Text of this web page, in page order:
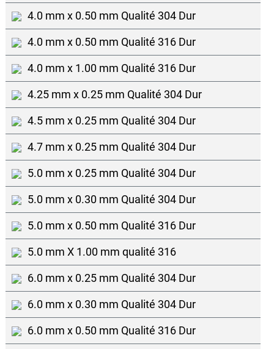
4.0 mm x 0.50 mm Qualité 304 Dur
4.0 mm x 0.50 mm Qualité 316 Dur
4.0 mm x 1.00 mm Qualité 316 Dur
4.25 mm x 0.25 mm Qualité 304 Dur
4.5 mm x 0.25 mm Qualité 304 Dur
4.7 mm x 0.25 mm Qualité 304 Dur
5.0 mm x 0.25 mm Qualité 304 Dur
5.0 mm x 0.30 mm Qualité 304 Dur
5.0 mm x 0.50 mm Qualité 316 Dur
5.0 mm X 1.00 mm qualité 316
6.0 mm x 0.25 mm Qualité 304 Dur
6.0 mm x 0.30 mm Qualité 304 Dur
6.0 mm x 0.50 mm Qualité 316 Dur